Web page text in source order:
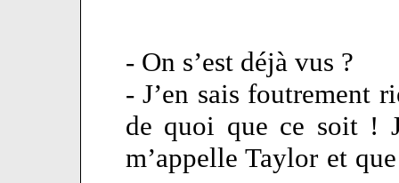
- On s’est déjà vus ?
- J’en sais foutrement
de quoi que ce soit !
m’appelle Taylor et